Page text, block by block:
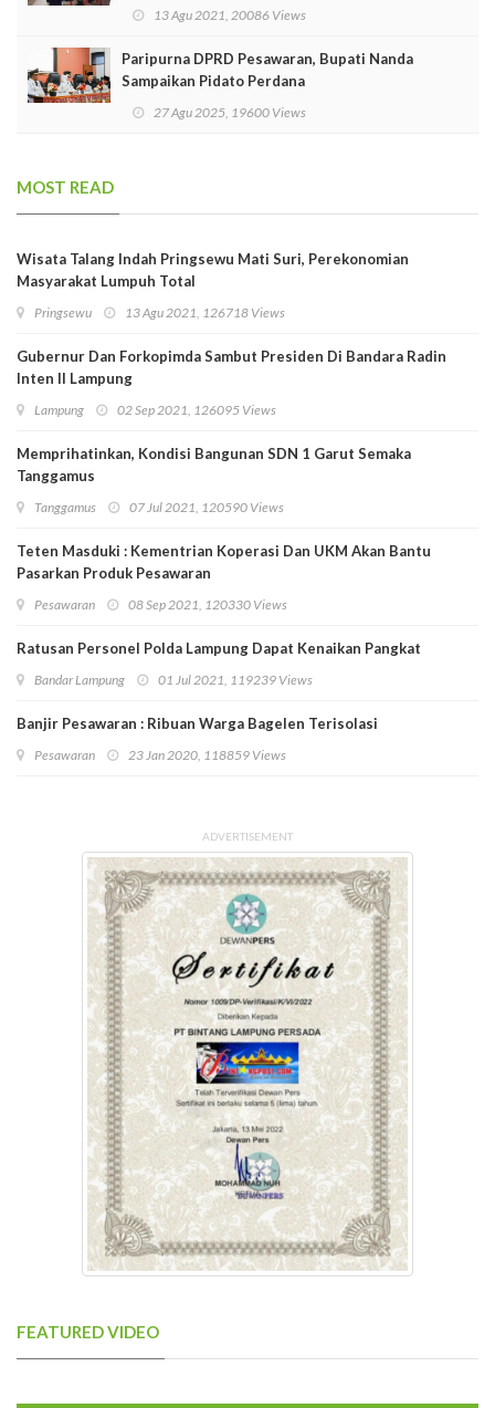
13 Agu 2021, 20086 Views
Paripurna DPRD Pesawaran, Bupati Nanda
Sampaikan Pidato Perdana
27 Agu 2025, 19600 Views
MOST READ
Wisata Talang Indah Pringsewu Mati Suri, Perekonomian
Masyarakat Lumpuh Total
Pringsewu 13 Agu 2021, 126718 Views
Gubernur Dan Forkopimda Sambut Presiden Di Bandara Radin
Inten II Lampung
Lampung 02 Sep 2021, 126095 Views
Memprihatinkan, Kondisi Bangunan SDN 1 Garut Semaka
Tanggamus
Tanggamus 07 Jul 2021, 120590 Views
Teten Masduki : Kementrian Koperasi Dan UKM Akan Bantu
Pasarkan Produk Pesawaran
Pesawaran 08 Sep 2021, 120330 Views
Ratusan Personel Polda Lampung Dapat Kenaikan Pangkat
Bandar Lampung 01 Jul 2021, 119239 Views
Banjir Pesawaran : Ribuan Warga Bagelen Terisolasi
Pesawaran 23 Jan 2020, 118859 Views
ADVERTISEMENT
FEATURED VIDEO